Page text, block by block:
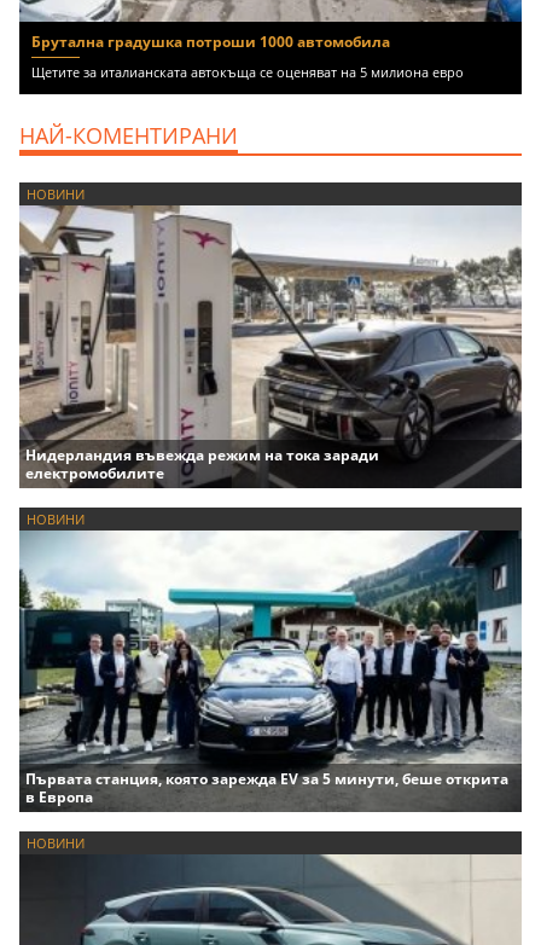
Брутална градушка потроши 1000 автомобила
Щетите за италианската автокъща се оценяват на 5 милиона евро
НАЙ-КОМЕНТИРАНИ
НОВИНИ
Нидерландия въвежда режим на тока заради
електромобилите
НОВИНИ
Първата станция, която зарежда EV за 5 минути, беше открита
в Европа
НОВИНИ